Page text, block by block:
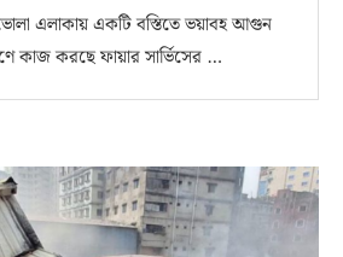
এলাকায় একটি বস্তিতে ভয়াবহ আগুন
কাজ করছে ফায়ার সার্ভিসের …